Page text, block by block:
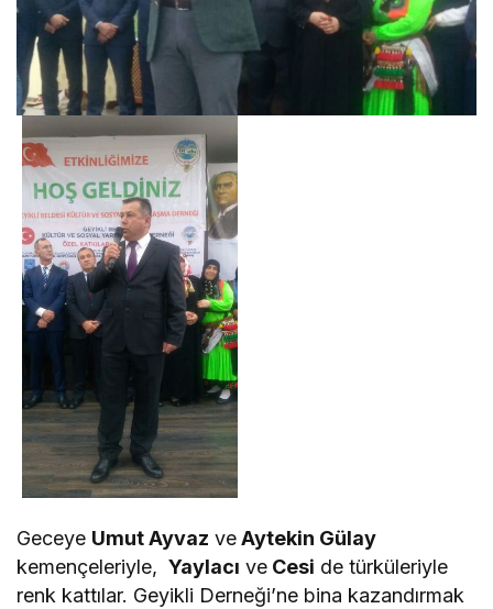
Geceye Umut Ayvaz veAytekin Gülay
kemençeleriyle,Yaylacı ve Cesi de türküleriyle
renk kattılar. Geyikli Derneği’ne bina kazandırmak